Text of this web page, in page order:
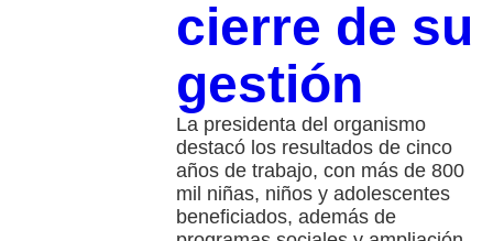
cierre de su
gestión
La presidenta del organismo
destacó los resultados de cinco
años de trabajo, con más de 800
mil niñas, niños y adolescentes
beneficiados, además de